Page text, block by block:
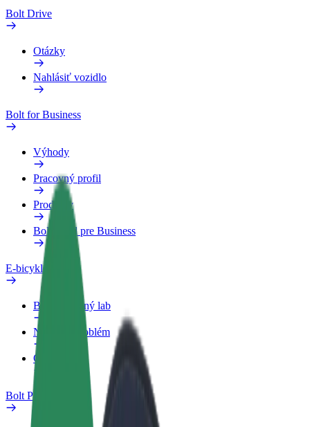
Bolt Drive
Otázky
Nahlásiť vozidlo
Bolt for Business
Výhody
Pracovný profil
Produkty
Bolt Food pre Business
E-bicykle
Bezpečnostný lab
Nahlásiť problém
Otázky
Bolt Plus